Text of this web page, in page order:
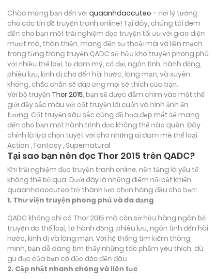
Chào mừng bạn đến với quaanhdaocuteo – nơi lý tưởng
cho các tín đồ truyện tranh online! Tại đây, chúng tôi đem
đến cho bạn một trải nghiệm đọc truyện tối ưu với giao diện
mượt mà, thân thiện, mang đến sự thoải mái và liền mạch
trong từng trang truyện.QADC sở hữu kho truyện phong phú
với nhiều thể loại, từ đam mỹ, cổ đại, ngôn tình, hành động,
phiêu lưu, kinh dị cho đến hài hước, lãng mạn, và xuyên
không, chắc chắn sẽ đáp ứng mọi sở thích của bạn.
Với bộ truyện Thor 2015, bạn sẽ được đắm chìm vào một thế
giới đầy sắc màu với cốt truyện lôi cuốn và hình ảnh ấn
tượng. Cốt truyện sâu sắc cùng đồ họa đẹp mắt sẽ mang
đến cho bạn một hành trình đọc không thể nào quên. Đây
chính là lựa chọn tuyệt vời cho những ai đam mê thể loại
Action , Fantasy , Supernatural
Tại sao bạn nên đọc Thor 2015 trên QADC?
Khi trải nghiệm đọc truyện tranh online, nền tảng là yếu tố
không thể bỏ qua. Dưới đây là những điểm nổi bật khiến
quaanhdaocuteo trở thành lựa chọn hàng đầu cho bạn:
1. Thư viện truyện phong phú và đa dạng
QADC không chỉ có Thor 2015 mà còn sở hữu hàng ngàn bộ
truyện đa thể loại, từ hành động, phiêu lưu, ngôn tình đến hài
hước, kinh dị và lãng mạn. Với hệ thống tìm kiếm thông
minh, bạn dễ dàng tìm thấy những tác phẩm yêu thích, dù
gu đọc của bạn có độc đáo đến đâu
2. Cập nhật nhanh chóng và liên tục